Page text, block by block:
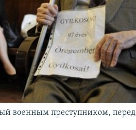
военным преступником, перед